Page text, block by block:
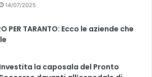
14/07/2025
PER TARANTO: Ecco le aziende che
Investita la caposala del Pronto